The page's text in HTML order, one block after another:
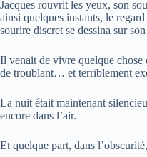
Jacques rouvrit les yeux, son
ainsi quelques instants, le
sourire discret se dessina sur
Il venait de vivre quelque chose
de troublant… et terriblement
La nuit était maintenant
encore dans l’air.
Et quelque part, dans